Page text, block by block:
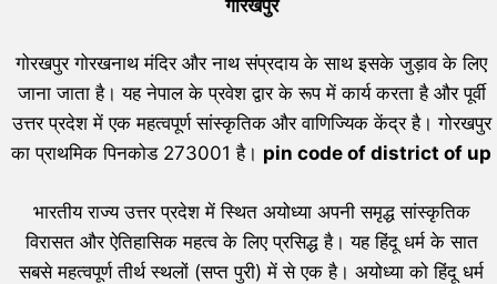
गोरखपुर
गोरखपुर गोरखनाथ मंदिर और नाथ संप्रदाय के साथ इसके जुड़ाव के लिए
जाना जाता है। यह नेपाल के प्रवेश द्वार के रूप में कार्य करता है और पूर्वी
उत्तर प्रदेश में एक महत्वपूर्ण सांस्कृतिक और वाणिज्यिक केंद्र है। गोरखपुर
का प्राथमिक पिनकोड 273001 है। pin code of district of up
भारतीय राज्य उत्तर प्रदेश में स्थित अयोध्या अपनी समृद्ध सांस्कृतिक
विरासत और ऐतिहासिक महत्व के लिए प्रसिद्ध है। यह हिंदू धर्म के सात
सबसे महत्वपूर्ण तीर्थ स्थलों (सप्त पुरी) में से एक है। अयोध्या को हिंदू धर्म